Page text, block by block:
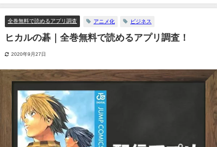
調査！
全巻無料で読めるアプリ調査 アニメ化 ビジネス
ヒカルの碁｜全巻無料で読めるアプリ調査！
2020年9月27日